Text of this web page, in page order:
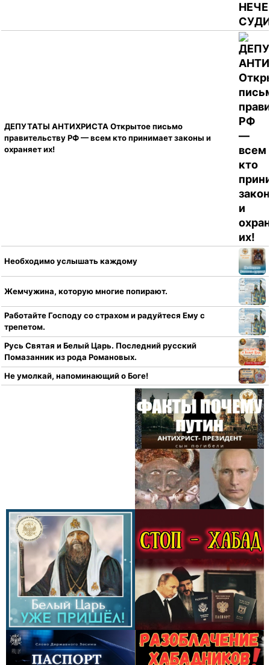
ДЕПУТАТЫ АНТИХРИСТА Открытое письмо
правительству РФ — всем кто принимает законы и
охраняет их!
Необходимо услышать каждому
Жемчужина, которую многие попирают.
Работайте Господу со страхом и радуйтеся Ему с
трепетом.
Русь Святая и Белый Царь. Последний русский
Помазанник из рода Романовых.
Не умолкай, напоминающий о Боге!